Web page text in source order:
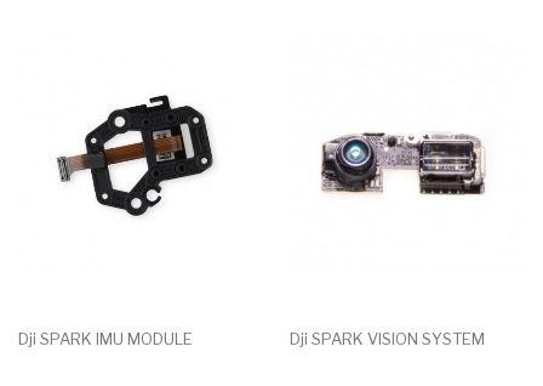
Dji SPARK IMU MODULE Dji SPARK VISION SYSTEM